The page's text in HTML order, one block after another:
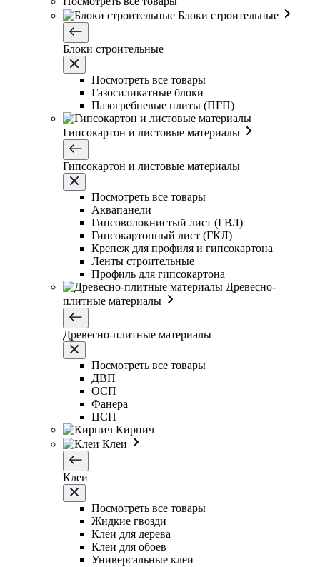
Блоки строительные
Блоки строительные
Посмотреть все товары
Газосиликатные блоки
Пазогребневые плиты (ПГП)
Гипсокартон и листовые материалы
Гипсокартон и листовые материалы
Посмотреть все товары
Аквапанели
Гипсоволокнистый лист (ГВЛ)
Гипсокартонный лист (ГКЛ)
Крепеж для профиля и гипсокартона
Ленты строительные
Профиль для гипсокартона
Древесно-
плитные материалы
Древесно-плитные материалы
Посмотреть все товары
ДВП
ОСП
Фанера
ЦСП
Кирпич
Клеи
Клеи
Посмотреть все товары
Жидкие гвозди
Клеи для дерева
Клеи для обоев
Универсальные клеи